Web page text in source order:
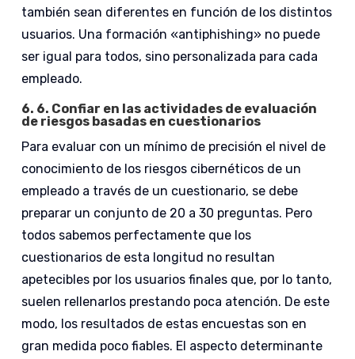
también sean diferentes en función de los distintos
usuarios. Una formación «antiphishing» no puede
ser igual para todos, sino personalizada para cada
empleado.
6. 6. Confiar en las actividades de evaluación
de riesgos basadas en cuestionarios
Para evaluar con un mínimo de precisión el nivel de
conocimiento de los riesgos cibernéticos de un
empleado a través de un cuestionario, se debe
preparar un conjunto de 20 a 30 preguntas. Pero
todos sabemos perfectamente que los
cuestionarios de esta longitud no resultan
apetecibles por los usuarios finales que, por lo tanto,
suelen rellenarlos prestando poca atención. De este
modo, los resultados de estas encuestas son en
gran medida poco fiables. El aspecto determinante